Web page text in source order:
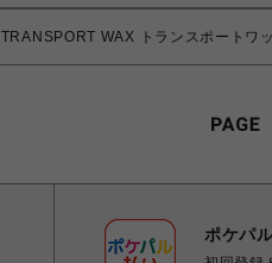
WAX トランスポートワ
ポケパ